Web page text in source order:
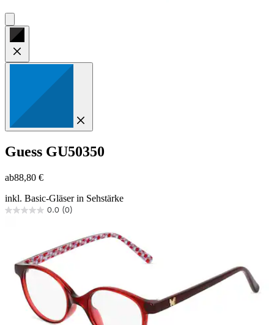
Guess GU50350
ab88,80 €
inkl. Basic-Gläser in Sehstärke
0.0 (0)
0.0